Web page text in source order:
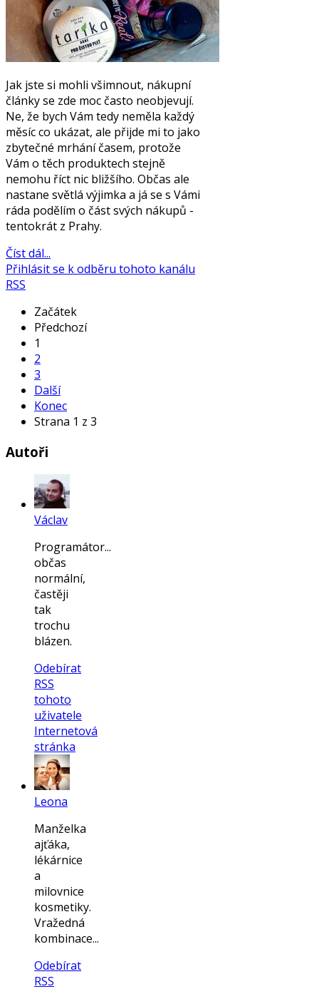
Jak jste si mohli všimnout, nákupní
články se zde moc často neobjevují.
Ne, že bych Vám tedy neměla každý
měsíc co ukázat, ale přijde mi to jako
zbytečné mrhání časem, protože
Vám o těch produktech stejně
nemohu říct nic bližšího. Občas ale
nastane světlá výjimka a já se s Vámi
ráda podělím o část svých nákupů -
tentokrát z Prahy.
Číst dál...
Přihlásit se k odběru tohoto kanálu
RSS
Začátek
Předchozí
1
2
3
Další
Konec
Strana 1 z 3
Autoři
Václav
Programátor...
občas
normální,
častěji
tak
trochu
blázen.
Odebírat
RSS
tohoto
uživatele
Internetová
stránka
Leona
Manželka
ajťáka,
lékárnice
a
milovnice
kosmetiky.
Vražedná
kombinace...
Odebírat
RSS